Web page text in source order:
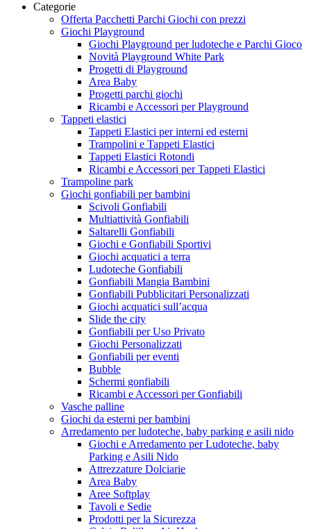
Categorie
Offerta Pacchetti Parchi Giochi con prezzi
Giochi Playground
Giochi Playground per ludoteche e Parchi Gioco
Novità Playground White Park
Progetti di Playground
Area Baby
Progetti parchi giochi
Ricambi e Accessori per Playground
Tappeti elastici
Tappeti Elastici per interni ed esterni
Trampolini e Tappeti Elastici
Tappeti Elastici Rotondi
Ricambi e Accessori per Tappeti Elastici
Trampoline park
Giochi gonfiabili per bambini
Scivoli Gonfiabili
Multiattività Gonfiabili
Saltarelli Gonfiabili
Giochi e Gonfiabili Sportivi
Giochi acquatici a terra
Ludoteche Gonfiabili
Gonfiabili Mangia Bambini
Gonfiabili Pubblicitari Personalizzati
Giochi acquatici sull’acqua
Slide the city
Gonfiabili per Uso Privato
Giochi Personalizzati
Gonfiabili per eventi
Bubble
Schermi gonfiabili
Ricambi e Accessori per Gonfiabili
Vasche palline
Giochi da esterni per bambini
Arredamento per ludoteche, baby parking e asili nido
Giochi e Arredamento per Ludoteche, baby
Parking e Asili Nido
Attrezzature Dolciarie
Area Baby
Aree Softplay
Tavoli e Sedie
Prodotti per la Sicurezza